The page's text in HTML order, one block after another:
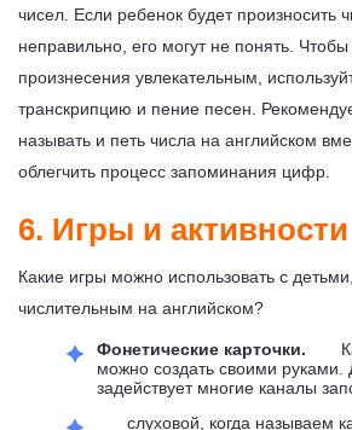
чисел. Если ребенок будет произносить
неправильно, его могут не понять.
произнесения увлекательным,
транскрипцию и пение песен.
называть и петь числа на английском
облегчить процесс запоминания цифр.
6. Игры и активности
Какие игры можно использовать с
числительным на английском?
Фонетические карточки.
можно создать своими руками.
задействует многие каналы
слуховой, когда называем